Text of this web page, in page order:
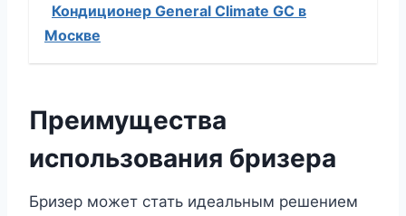
Кондиционер General Climate GC в
Москве
Преимущества
использования бризера
Бризер может стать идеальным решением